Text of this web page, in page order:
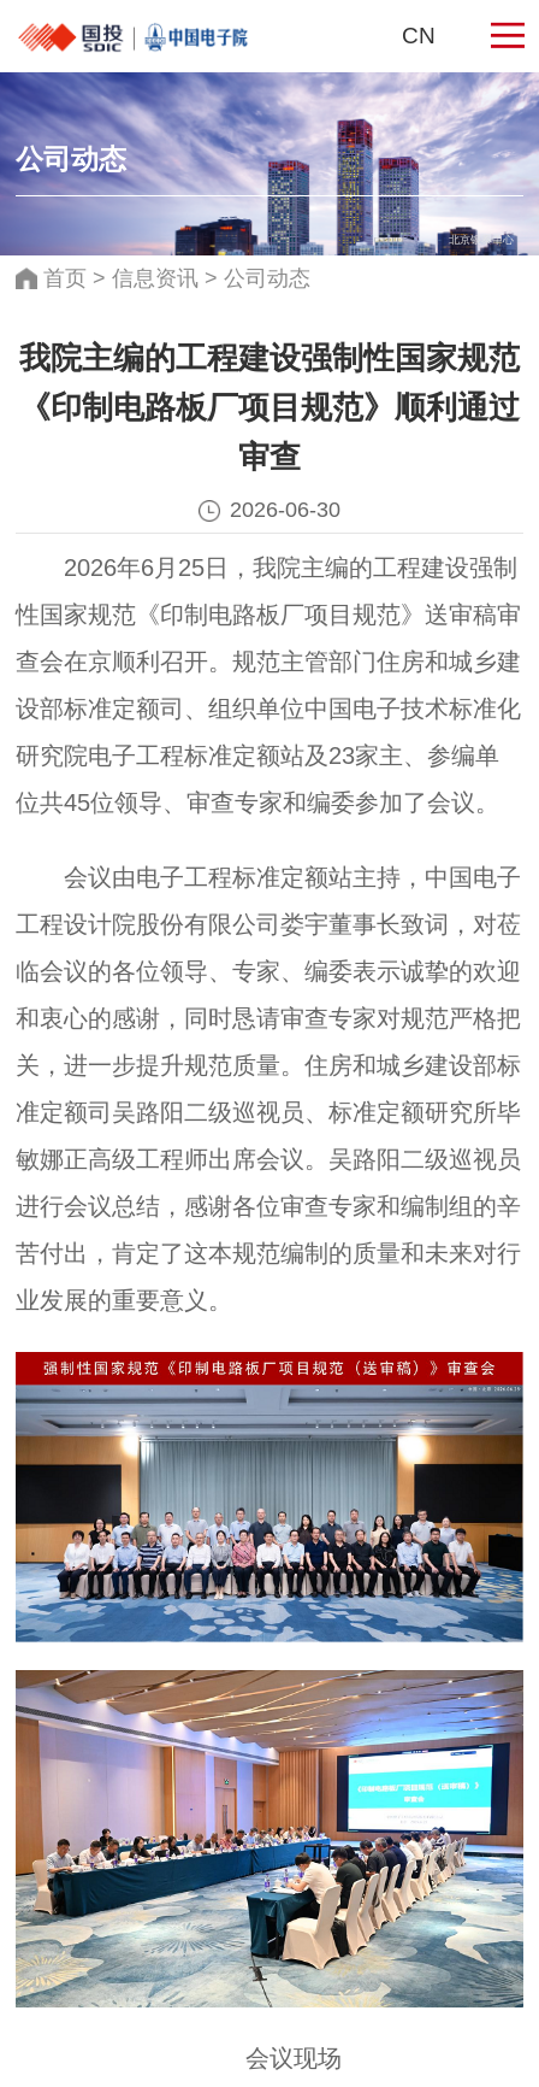
CN
北京银泰中心
公司动态
首页 > 信息资讯> 公司动态
我院主编的工程建设强制性国家规范
《印制电路板厂项目规范》顺利通过
审查​
2026-06-30
2026年6月25日，我院主编的工程建设强制
性国家规范《印制电路板厂项目规范》送审稿审
查会在京顺利召开。规范主管部门住房和城乡建
设部标准定额司、组织单位中国电子技术标准化
研究院电子工程标准定额站及23家主、参编单
位共45位领导、审查专家和编委参加了会议。
会议由电子工程标准定额站主持，中国电子
工程设计院股份有限公司娄宇董事长致词，对莅
临会议的各位领导、专家、编委表示诚挚的欢迎
和衷心的感谢，同时恳请审查专家对规范严格把
关，进一步提升规范质量。住房和城乡建设部标
准定额司吴路阳二级巡视员、标准定额研究所毕
敏娜正高级工程师出席会议。吴路阳二级巡视员
进行会议总结，感谢各位审查专家和编制组的辛
苦付出，肯定了这本规范编制的质量和未来对行
业发展的重要意义。
会议现场